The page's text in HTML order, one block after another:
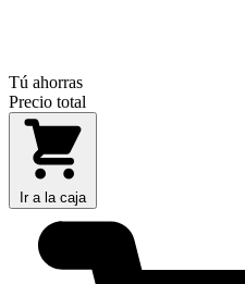
Tú ahorras
Precio total
Ir a la caja